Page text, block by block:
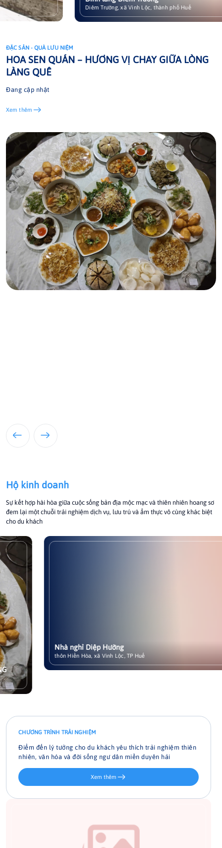
Đình làng Diêm Trường
Diêm Trường, xã Vinh Lộc, thành phố Huế
Xem chi tiết
ĐẶC SẢN - QUÀ LƯU NIỆM
HOA SEN QUÁN – HƯƠNG VỊ CHAY GIỮA LÒNG
LÀNG QUÊ
ĐẶC SẢN - QUÀ LƯU NIỆM
Mắm cá rò truyền thống Vinh Lộc
ĐẶC SẢN - QUÀ LƯU NIỆM
Hoa súng Hoàng Khanh
ĐẶC SẢN - QUÀ LƯU NIỆM
Dầu lạc hữu cơ Mỹ Á
ĐẶC SẢN - QUÀ LƯU NIỆM
Bột sắn dây Mỹ Lợi
Hộ kinh doanh
Sự kết hợp hài hòa giữa cuộc sống bản địa mộc mạc và thiên nhiên hoang sơ
đem lại một chuỗi trải nghiệm dịch vụ, lưu trú và ẩm thực vô cùng khác biệt
Nhà nghỉ Diệp Hường
thôn Hiền Hòa, xã Vinh Lộc, TP Huế
Nhà nghỉ Diệp Hường
thôn Hiền Hòa, xã Vinh Lộc, TP Huế, được nhiều khách hàng
đánh giá cao về chất lượng cơ sở vật chất tốt trong tầm giá.
Điểm đến lý tưởng cho du khách yêu thích trải nghiệm thiên
Một chiếc xe đạp, một chiếc nón lá và một trái tim rộng mở là
tất cả những gì bạn cần để bắt đầu hành trình khám phá làng